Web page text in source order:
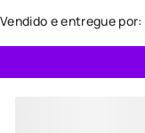
Vendido e entregue por: